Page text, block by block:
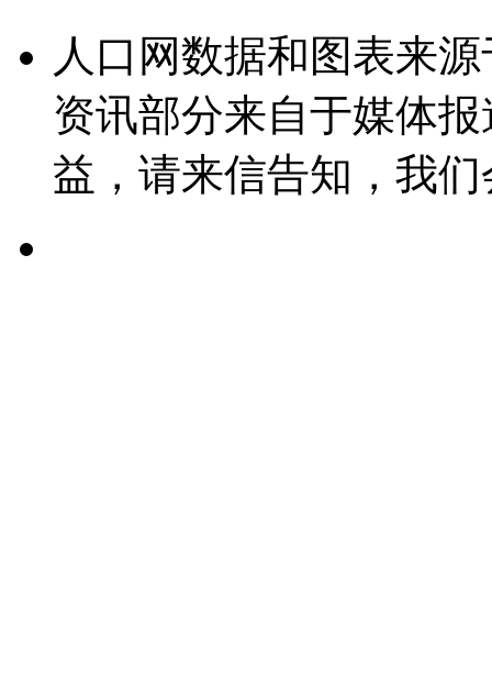
人口网数据和图表来
资讯部分来自于媒体
益，请来信告知，我